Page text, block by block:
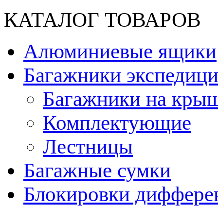
КАТАЛОГ ТОВАРОВ
Алюминиевые ящики
Багажники
Багажники на
Комплектующие
Лестницы
Багажные сумки
Блокировки